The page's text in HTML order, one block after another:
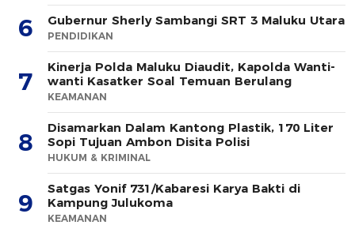
6 Gubernur Sherly Sambangi SRT 3 Maluku Utara
PENDIDIKAN
7
Kinerja Polda Maluku Diaudit, Kapolda Wanti-
wanti Kasatker Soal Temuan Berulang
KEAMANAN
8
Disamarkan Dalam Kantong Plastik, 170 Liter
Sopi Tujuan Ambon Disita Polisi
HUKUM & KRIMINAL
9
Satgas Yonif 731/Kabaresi Karya Bakti di
Kampung Julukoma
KEAMANAN